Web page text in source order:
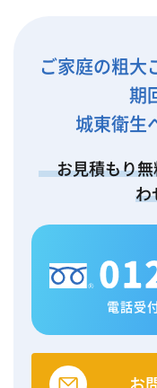
ご家庭の粗大
期
城東衛生
お見積もり
わ
電話受
お